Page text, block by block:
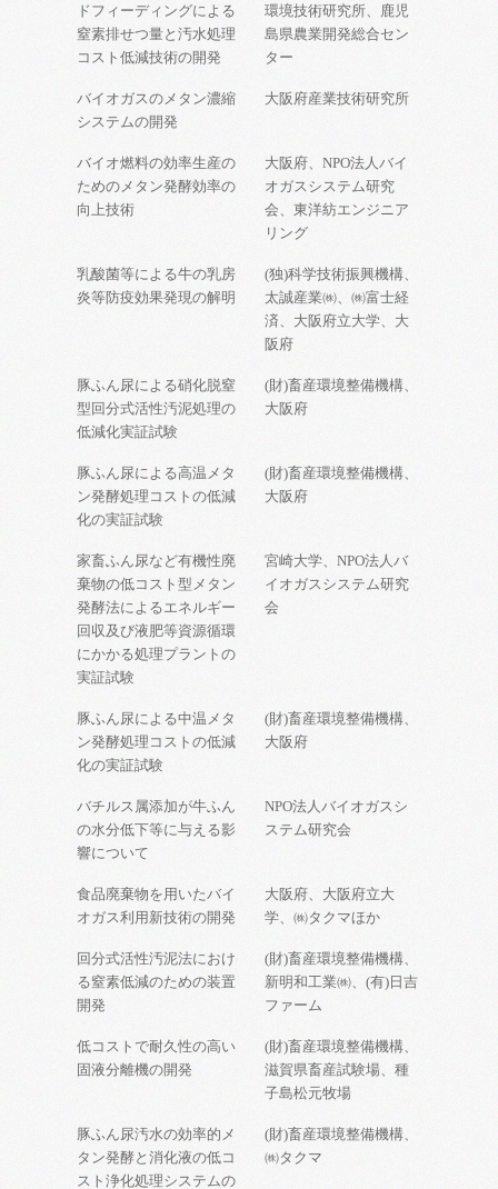
ドフィーディングによる
窒素排せつ量と汚水処理
コスト低減技術の開発
環境技術研究所、鹿児
島県農業開発総合セン
ター
バイオガスのメタン濃縮
システムの開発
大阪府産業技術研究所
バイオ燃料の効率生産の
ためのメタン発酵効率の
向上技術
大阪府、NPO法人バイ
オガスシステム研究
会、東洋紡エンジニア
リング
乳酸菌等による牛の乳房
炎等防疫効果発現の解明
(独)科学技術振興機構、
太誠産業㈱、㈱富士経
済、大阪府立大学、大
阪府
豚ふん尿による硝化脱窒
型回分式活性汚泥処理の
低減化実証試験
(財)畜産環境整備機構、
大阪府
豚ふん尿による高温メタ
ン発酵処理コストの低減
化の実証試験
(財)畜産環境整備機構、
大阪府
家畜ふん尿など有機性廃
棄物の低コスト型メタン
発酵法によるエネルギー
回収及び液肥等資源循環
にかかる処理プラントの
実証試験
宮崎大学、NPO法人バ
イオガスシステム研究
会
豚ふん尿による中温メタ
ン発酵処理コストの低減
化の実証試験
(財)畜産環境整備機構、
大阪府
バチルス属添加が牛ふん
の水分低下等に与える影
響について
NPO法人バイオガスシ
ステム研究会
食品廃棄物を用いたバイ
オガス利用新技術の開発
大阪府、大阪府立大
学、㈱タクマほか
回分式活性汚泥法におけ
る窒素低減のための装置
開発
(財)畜産環境整備機構、
新明和工業㈱、(有)日吉
ファーム
低コストで耐久性の高い
固液分離機の開発
(財)畜産環境整備機構、
滋賀県畜産試験場、種
子島松元牧場
豚ふん尿汚水の効率的メ
タン発酵と消化液の低コ
スト浄化処理システムの
(財)畜産環境整備機構、
㈱タクマ